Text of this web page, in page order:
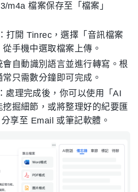
m4a 檔案保存至「檔案」
：打開 Tinrec，選擇「音訊檔案
手機中選取檔案上傳。
會自動識別語言並進行轉寫。根
只需數分鐘即可完成。
：處理完成後，你可以使用「AI
掘細節，或將整理好的紀要匯
享至 Email 或筆記軟體。